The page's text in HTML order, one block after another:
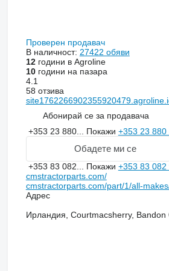
Проверен продавач
В наличност: 27422 обяви
12години в Agroline
10години на пазара
4.1
58 отзива
Абонирай се за продавача
+353 23 880... Покажи +353 23 880
Обадете ми се
+353 83 082... Покажи +353 83 082
cmstractorparts.com/
cmstractorparts.com/part/1/all-
Адрес
Ирландия, Courtmacsherry, Bandon